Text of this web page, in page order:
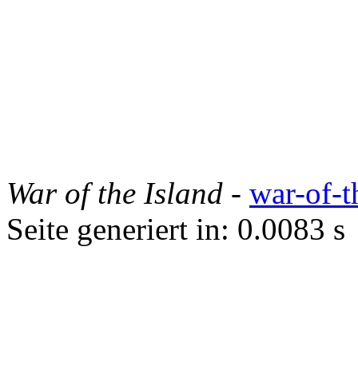
War of the Island - war-of-
Seite generiert in: 0.0083 s